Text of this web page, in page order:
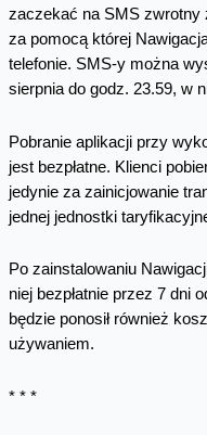
zaczekać na SMS zwrotny
za pomocą której
telefonie. SMS-y można
sierpnia do godz. 23.59, w
Pobranie aplikacji przy
jest bezpłatne. Klienci
jedynie za zainicjowanie
jednej jednostki
Po zainstalowaniu
niej bezpłatnie przez 7 dni
będzie ponosił również
używaniem.
* * *